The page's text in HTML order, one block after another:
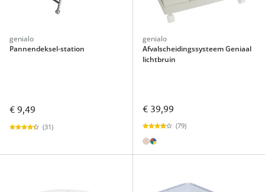
genialo
Pannendeksel-station
€ 9,49
(31)
genialo
Afvalscheidingssysteem Geniaal
lichtbruin
€ 39,99
(79)